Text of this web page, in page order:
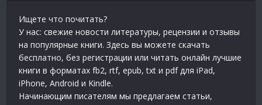
Ищете что почитать?
У нас: свежие новости литературы, рецензии и отзывы
на популярные книги. Здесь вы можете скачать
бесплатно, без регистрации или читать онлайн лучшие
книги в форматах fb2, rtf, epub, txt и pdf для iPad,
iPhone, Android и Kindle.
Начинающим писателям мы предлагаем статьи,